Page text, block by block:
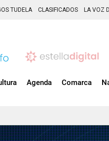
TUDELA CLASIFICADOS LA VOZ
Agenda Comarca